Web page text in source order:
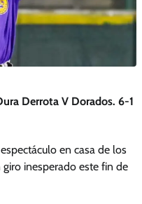
Derrota V Dorados. 6-1
en casa de los
inesperado este fin de